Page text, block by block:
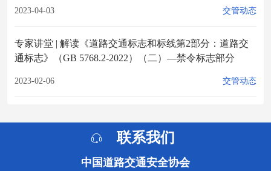
2023-04-03 交管动态
专家讲堂 | 解读《道路交通标志和标线第2部分：道路交
通标志》（GB 5768.2-2022）（二）—禁令标志部分
2023-02-06 交管动态
联系我们
中国道路交通安全协会